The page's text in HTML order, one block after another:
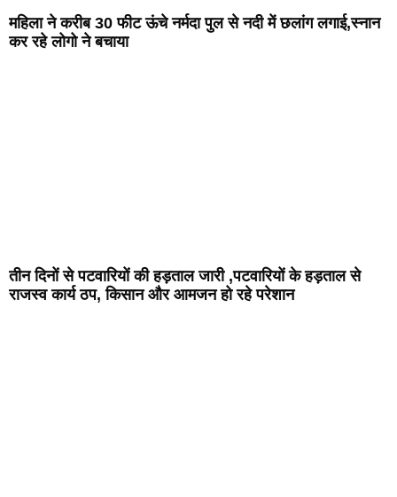
महिला ने करीब 30 फीट ऊंचे नर्मदा पुल से नदी में छलांग लगाई,स्नान
कर रहे लोगो ने बचाया
तीन दिनों से पटवारियों की हड़ताल जारी ,पटवारियों के हड़ताल से
राजस्व कार्य ठप, किसान और आमजन हो रहे परेशान